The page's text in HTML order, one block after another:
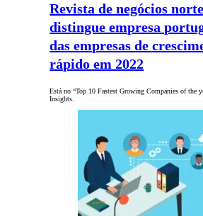
Revista de negócios
distingue empresa
das empresas de
rápido em 2022
Está no “Top 10 Fastest Growing Companies of the
Insights.